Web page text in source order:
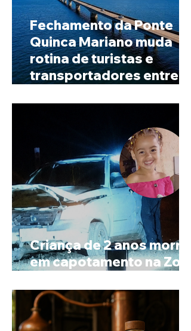
Fechamento da Ponte
Quinca Mariano muda
rotina de turistas e
transportadores entre
Criança de 2 anos morre
em capotamento na Zona